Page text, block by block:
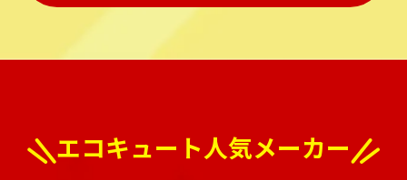
エコキュート人気メーカー